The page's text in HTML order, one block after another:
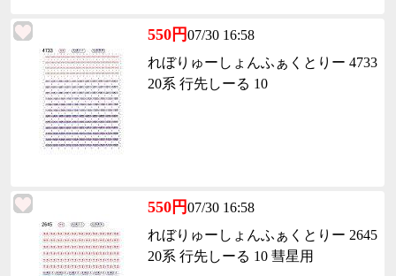
550円07/30 16:58
れぼりゅーしょんふぁくとりー 4733
20系 行先しーる 10
550円07/30 16:58
れぼりゅーしょんふぁくとりー 2645
20系 行先しーる 10 彗星用